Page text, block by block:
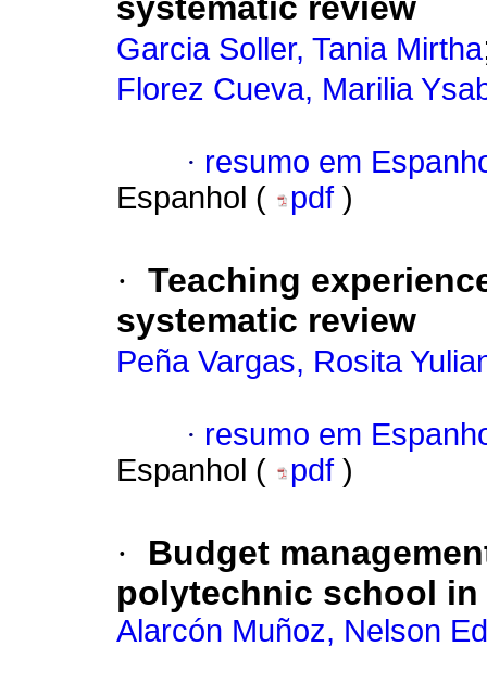
systematic review
Garcia Soller, Tania Mirtha
Florez Cueva, Marilia
· resumo em
Espanhol (
pdf )
· Teaching
systematic review
Peña Vargas, Rosita
· resumo em
Espanhol (
pdf )
·
Budget
polytechnic school in
Alarcón Muñoz, Nelson